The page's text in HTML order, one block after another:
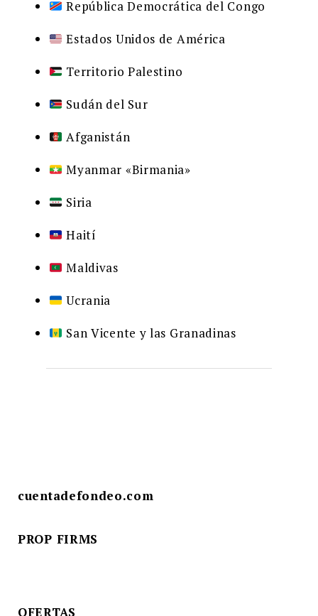
República Democrática del Congo
Estados Unidos de América
Territorio Palestino
Sudán del Sur
Afganistán
Myanmar «Birmania»
Siria
Haití
Maldivas
Ucrania
San Vicente y las Granadinas
cuentadefondeo.com
PROP FIRMS
OFERTAS